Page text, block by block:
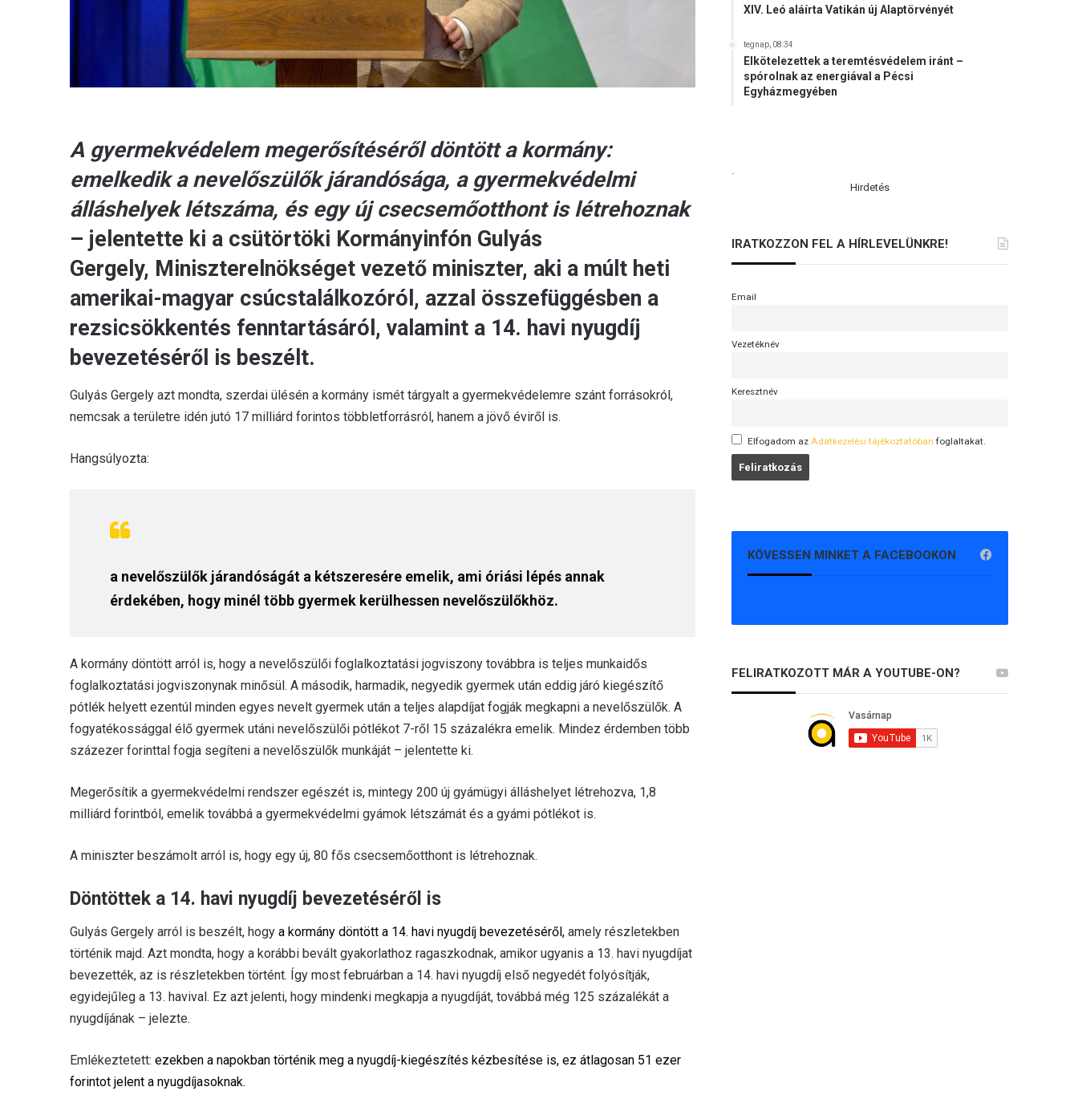
A gyermekvédelem megerősítéséről döntött a kormány:
emelkedik a nevelőszülők járandósága, a gyermekvédelmi
álláshelyek létszáma, és egy új csecsemőotthont is létrehoznak
– jelentette ki a csütörtöki Kormányinfón Gulyás
Gergely, Miniszterelnökséget vezető miniszter, aki a múlt heti
amerikai-magyar csúcstalálkozóról, azzal összefüggésben a
rezsicsökkentés fenntartásáról, valamint a 14. havi nyugdíj
bevezetéséről is beszélt.
Gulyás Gergely azt mondta, szerdai ülésén a kormány ismét tárgyalt a gyermekvédelemre szánt forrásokról,
nemcsak a területre idén jutó 17 milliárd forintos többletforrásról, hanem a jövő éviről is.
Hangsúlyozta:
a nevelőszülők járandóságát a kétszeresére emelik, ami óriási lépés annak
érdekében, hogy minél több gyermek kerülhessen nevelőszülőkhöz.
A kormány döntött arról is, hogy a nevelőszülői foglalkoztatási jogviszony továbbra is teljes munkaidős
foglalkoztatási jogviszonynak minősül. A második, harmadik, negyedik gyermek után eddig járó kiegészítő
pótlék helyett ezentúl minden egyes nevelt gyermek után a teljes alapdíjat fogják megkapni a nevelőszülők. A
fogyatékossággal élő gyermek utáni nevelőszülői pótlékot 7-ről 15 százalékra emelik. Mindez érdemben több
százezer forinttal fogja segíteni a nevelőszülők munkáját – jelentette ki.
Megerősítik a gyermekvédelmi rendszer egészét is, mintegy 200 új gyámügyi álláshelyet létrehozva, 1,8
milliárd forintból, emelik továbbá a gyermekvédelmi gyámok létszámát és a gyámi pótlékot is.
A miniszter beszámolt arról is, hogy egy új, 80 fős csecsemőotthont is létrehoznak.
Döntöttek a 14. havi nyugdíj bevezetéséről is
Gulyás Gergely arról is beszélt, hogy a kormány döntött a 14. havi nyugdíj bevezetéséről, amely részletekben
történik majd. Azt mondta, hogy a korábbi bevált gyakorlathoz ragaszkodnak, amikor ugyanis a 13. havi nyugdíjat
bevezették, az is részletekben történt. Így most februárban a 14. havi nyugdíj első negyedét folyósítják,
egyidejűleg a 13. havival. Ez azt jelenti, hogy mindenki megkapja a nyugdíját, továbbá még 125 százalékát a
nyugdíjának – jelezte.
Emlékeztetett: ezekben a napokban történik meg a nyugdíj-kiegészítés kézbesítése is, ez átlagosan 51 ezer
forintot jelent a nyugdíjasoknak.
XIV. Leó aláírta Vatikán új Alaptörvényét
tegnap, 08:34
Elkötelezettek a teremtésvédelem iránt –
spórolnak az energiával a Pécsi
Egyházmegyében
.
Hirdetés
IRATKOZZON FEL A HÍRLEVELÜNKRE!
Email
Vezetéknév
Keresztnév
Elfogadom az Adatkezelési tájékoztatóban foglaltakat.
KÖVESSEN MINKET A FACEBOOKON
FELIRATKOZOTT MÁR A YOUTUBE-ON?